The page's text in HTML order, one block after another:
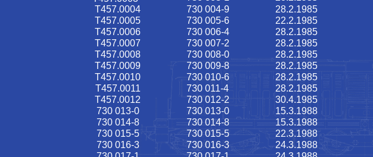
T457.0004
730 004-9 28.2.1985
T457.0005
730 005-6 22.2.1985
T457.0006
730 006-4 28.2.1985
T457.0007
730 007-2 28.2.1985
T457.0008
730 008-0 28.2.1985
T457.0009
730 009-8 28.2.1985
T457.0010
730 010-6 28.2.1985
T457.0011
730 011-4 28.2.1985
T457.0012
730 012-2 30.4.1985
730 013-0
730 013-0 15.3.1988
730 014-8
730 014-8 15.3.1988
730 015-5
730 015-5 22.3.1988
730 016-3
730 016-3 24.3.1988